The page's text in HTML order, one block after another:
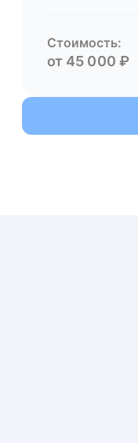
Стоимость:
от 45 000 ₽